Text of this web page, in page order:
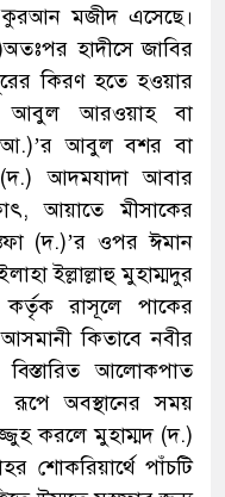
কুরআন মজীদ এসেছে।
হাদীসে জাবির
কিরণ হতে হওয়ার
আবুল আরওয়াহ বা
আবুল বশর বা
আদমযাদা আবার
আয়াতে মীসাকের
(দ.)’র ওপর ঈমান
ইল্লাল্লাহু মুহাম্মদুর
রাসূলে পাকের
কিতাবে নবীর
বিস্তারিত আলোকপাত
রূপে অবস্থানের সময়
করলে মুহাম্মদ (দ.)
শোকরিয়ার্থে পাঁচটি